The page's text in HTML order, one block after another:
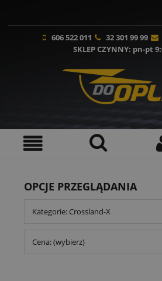
606 522 011 32 301 99 99
SKLEP CZYNNY: pn-pt
OPCJE PRZEGLĄDANIA
Kategorie: Crossland-X
Cena: (wybierz)